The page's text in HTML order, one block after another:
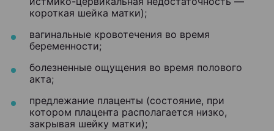
короткая шейка матки);
вагинальные кровотечения во время
беременности;
болезненные ощущения во время полового
акта;
предлежание плаценты (состояние, при
котором плацента располагается низко,
закрывая шейку матки);